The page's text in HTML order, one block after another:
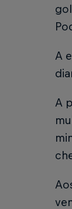
A
A